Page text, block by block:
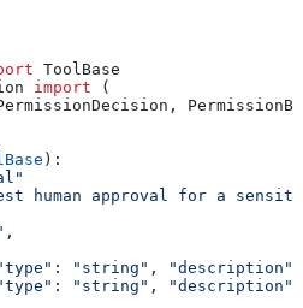
ToolBase
import (
):
human approval for a
,
: "string" , "description"
: "string" , "description"